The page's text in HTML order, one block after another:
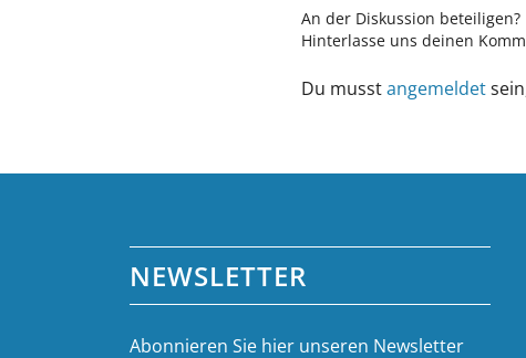
An der Diskussion beteiligen?
Hinterlasse uns deinen
Du musstangemeldet
NEWSLETTER
Abonnieren Sie hier unseren Newsletter